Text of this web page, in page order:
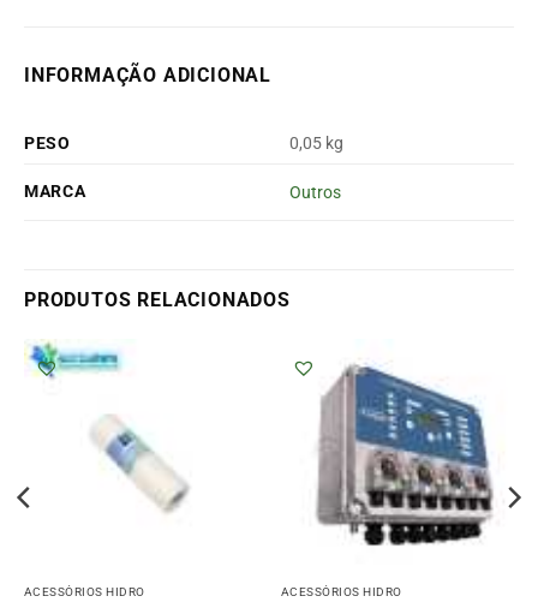
INFORMAÇÃO ADICIONAL
PESO 0,05 kg
MARCA Outros
PRODUTOS RELACIONADOS
ACESSÓRIOS HIDRO ACESSÓRIOS HIDRO